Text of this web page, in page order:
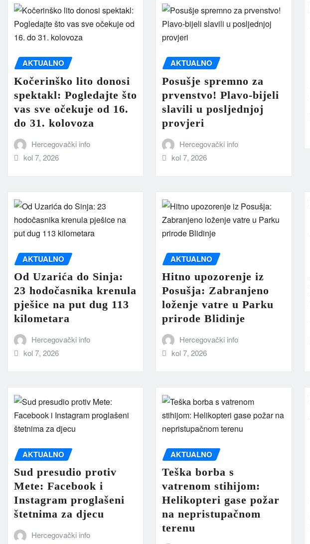
AKTUALNO
Kočerinško lito donosi
spektakl: Pogledajte što
vas sve očekuje od 16.
do 31. kolovoza
Hercegovački info
kol 7, 2026
AKTUALNO
Posušje spremno za
prvenstvo! Plavo-bijeli
slavili u posljednjoj
provjeri
Hercegovački info
kol 7, 2026
AKTUALNO
Od Uzarića do Sinja:
23 hodočasnika krenula
pješice na put dug 113
kilometara
Hercegovački info
kol 7, 2026
AKTUALNO
Hitno upozorenje iz
Posušja: Zabranjeno
loženje vatre u Parku
prirode Blidinje
Hercegovački info
kol 7, 2026
AKTUALNO
Sud presudio protiv
Mete: Facebook i
Instagram proglašeni
štetnima za djecu
Hercegovački info
AKTUALNO
Teška borba s
vatrenom stihijom:
Helikopteri gase požar
na nepristupačnom
terenu